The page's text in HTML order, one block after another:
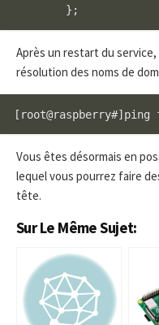
Après un restart du
résolution des noms de
Vous êtes désormais en
lequel vous pourrez faire
tête.
Sur Le Même Sujet: